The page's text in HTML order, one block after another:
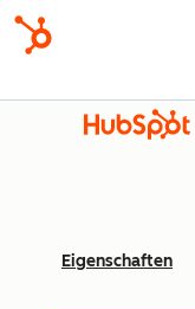
Eigenschaften